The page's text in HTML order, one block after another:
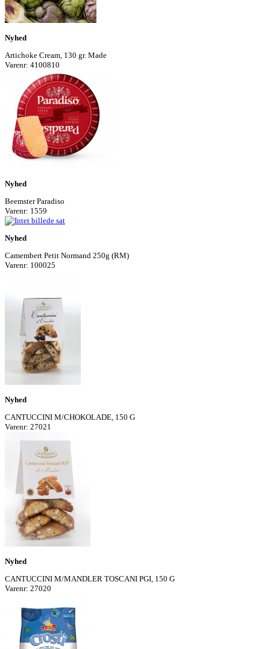
Nyhed
Artichoke Cream, 130 gr. Made
Varenr: 4100810
Nyhed
Beemster Paradiso
Varenr: 1559
Nyhed
Camembert Petit Normand 250g (RM)
Varenr: 100025
Nyhed
CANTUCCINI M/CHOKOLADE, 150 G
Varenr: 27021
Nyhed
CANTUCCINI M/MANDLER TOSCANI PGI, 150 G
Varenr: 27020